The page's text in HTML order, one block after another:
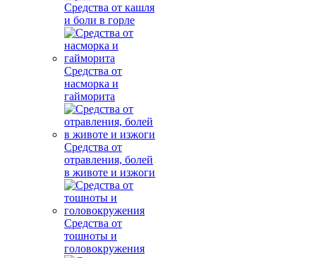
Средства от кашля
и боли в горле
Средства от
насморка и
гайморита
Средства от
отравления, болей
в животе и изжоги
Средства от
тошноты и
головокружения